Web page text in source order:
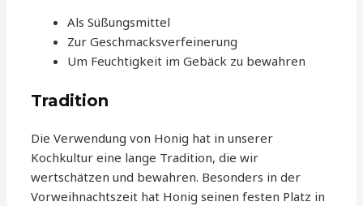
Als Süßungsmittel
Zur Geschmacksverfeinerung
Um Feuchtigkeit im Gebäck zu bewahren
Tradition
Die Verwendung von Honig hat in unserer
Kochkultur eine lange Tradition, die wir
wertschätzen und bewahren. Besonders in der
Vorweihnachtszeit hat Honig seinen festen Platz in